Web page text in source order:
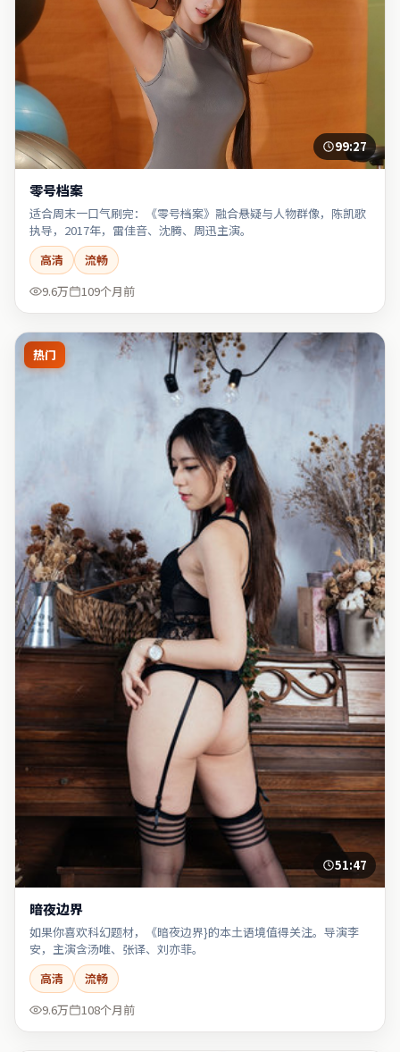
99:27
零号档案
适合周末一口气刷完：《零号档案》融合悬疑与人物群像，陈凯歌
执导，2017年，雷佳音、沈腾、周迅主演。
高清
流畅
9.6万
109个月前
热门
51:47
暗夜边界
如果你喜欢科幻题材，《暗夜边界}的本土语境值得关注。导演李
安，主演含汤唯、张译、刘亦菲。
高清
流畅
9.6万
108个月前